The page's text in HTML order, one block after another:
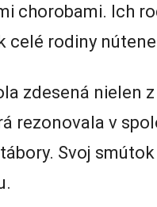
chorobami. Ich
celé rodiny
zdesená nielen
rezonovala v
Svoj